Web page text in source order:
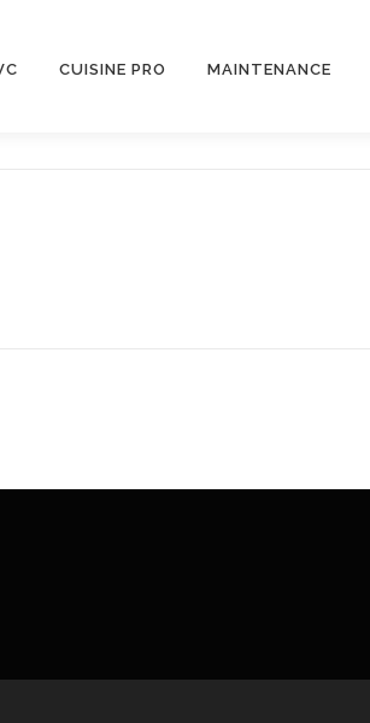
CUISINE PRO MAINTENANCE